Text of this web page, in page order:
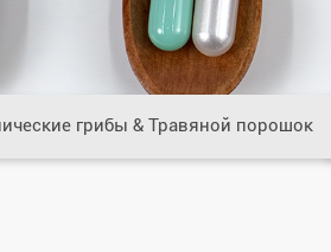
грибы & Травяной порошок